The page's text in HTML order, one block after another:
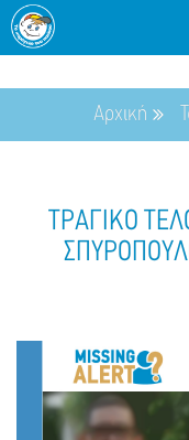
Αρχική
ΤΡΑΓΙΚΟ